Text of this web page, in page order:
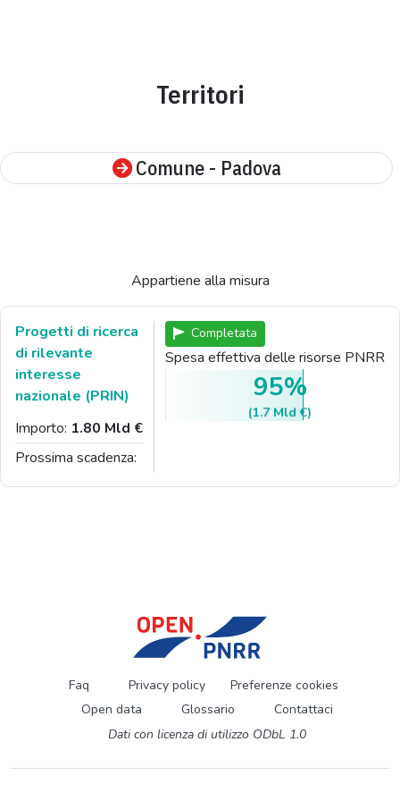
Territori
Comune - Padova
Appartiene alla misura
Progetti di ricerca
di rilevante
interesse
nazionale (PRIN)
Importo: 1.80 Mld €
Prossima scadenza:
Completata
Spesa effettiva delle risorse PNRR
95%
(1.7 Mld €)
Faq Privacy policy
Preferenze cookies
Open data
Glossario
Contattaci
Dati con licenza di utilizzo ODbL 1.0